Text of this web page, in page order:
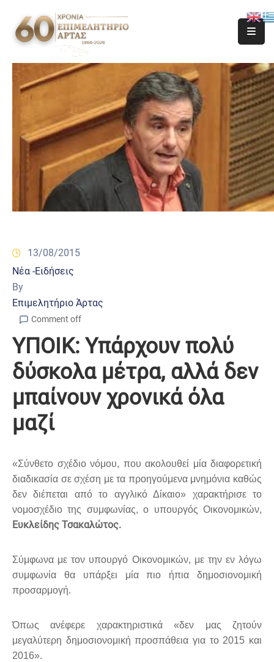
13/08/2015
Νέα -Ειδήσεις
By
Επιμελητήριο Άρτας
Comment off
ΥΠΟΙΚ: Υπάρχουν πολύ
δύσκολα μέτρα, αλλά δεν
μπαίνουν χρονικά όλα
μαζί
«Σύνθετο σχέδιο νόμου, που ακολουθεί μία διαφορετική
διαδικασία σε σχέση με τα προηγούμενα μνημόνια καθώς
δεν διέπεται από το αγγλικό Δίκαιο» χαρακτήρισε το
νομοσχέδιο της συμφωνίας, ο υπουργός Οικονομικών,
Ευκλείδης Τσακαλώτος.
Σύμφωνα με τον υπουργό Οικονομικών, με την εν λόγω
συμφωνία θα υπάρξει μία πιο ήπια δημοσιονομική
προσαρμογή.
Όπως ανέφερε χαρακτηριστικά «δεν μας ζητούν
μεγαλύτερη δημοσιονομική προσπάθεια για το 2015 και
2016».